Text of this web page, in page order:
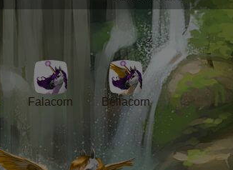
Falacorn Bellacorn